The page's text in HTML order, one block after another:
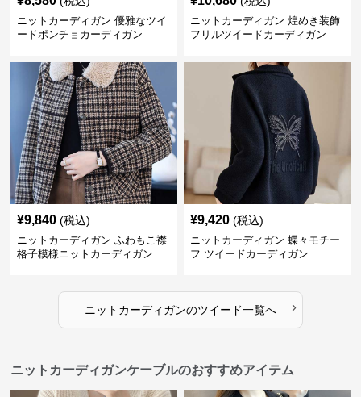
ニットカーディガン 優雅なツイ
ードポンチョカーディガン
ニットカーディガン 煌めき装飾
フリルツイードカーディガン
¥9,840 (税込)
ニットカーディガン ふわもこ襟
格子模様ニットカーディガン
¥9,420 (税込)
ニットカーディガン 蝶々モチー
フ ツイードカーディガン
ニットカーディガンのツイード一覧へ ›
ニットカーディガンケーブルのおすすめアイテム